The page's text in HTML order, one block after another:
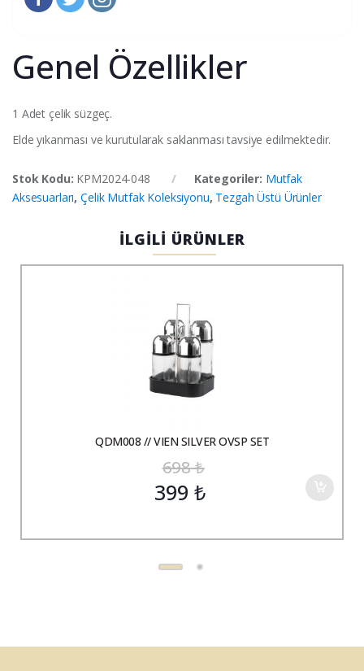
Genel Özellikler
1 Adet çelik süzgeç.
Elde yıkanması ve kurutularak saklanması tavsiye edilmektedir.
Stok Kodu: KPM2024-048 Kategoriler: Mutfak
Aksesuarları,Çelik Mutfak Koleksiyonu, Tezgah Üstü Ürünler
İLGİLİ ÜRÜNLER
QDM008 // VIEN SILVER OVSP SET
698₺
399 ₺